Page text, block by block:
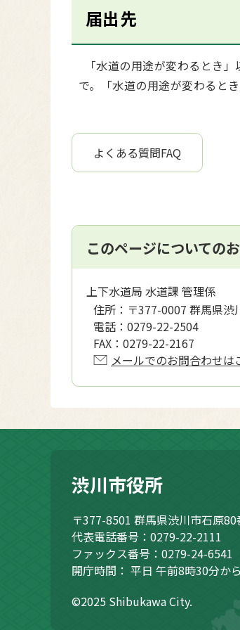
届出先
「水道の用途が変わるとき
で。「水道の用途が変わると
よくある質問FAQ
このページについての
上下水道局 水道課 管理係
住所： 〒377-0007 群馬県渋
電話： 0279-22-2504
FAX： 0279-22-2167
メールでのお問合わせは
渋川市役所
〒377-8501 群馬県渋川市石原80
代表電話番号：0279-22-2111
ファックス番号：0279-24-6541
開庁時間： 平日 午前8時30分か
©2025 Shibukawa City.